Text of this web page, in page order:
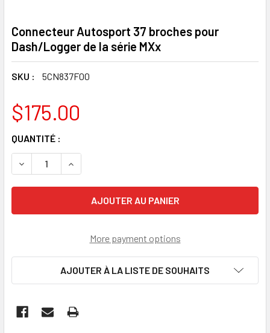
Connecteur Autosport 37 broches pour
Dash/Logger de la série MXx
SKU : 5CN837F00
$175.00
STOCK
ACTUEL
QUANTITÉ :
DIMINUTION DE LA QUANTITÉ DE CONNECTEURS
AUGMENTATION DE LA QUANTITÉ DE
More payment options
AJOUTER À LA LISTE DE SOUHAITS